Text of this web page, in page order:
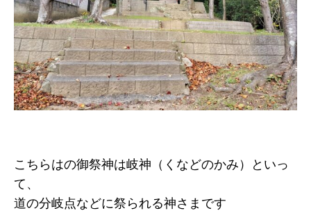
こちらはの御祭神は岐神（くなどのかみ）といっ
て、
道の分岐点などに祭られる神さまです